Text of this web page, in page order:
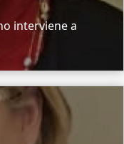
interviene a